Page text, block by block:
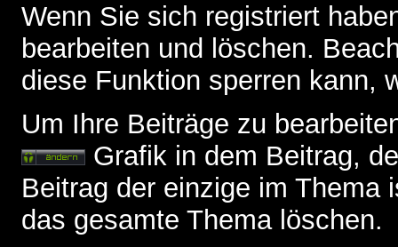
Wenn Sie sich registriert
bearbeiten und löschen.
diese Funktion sperren kann,
Um Ihre Beiträge zu
Grafik in dem Beitrag,
Beitrag der einzige im Thema
das gesamte Thema löschen.